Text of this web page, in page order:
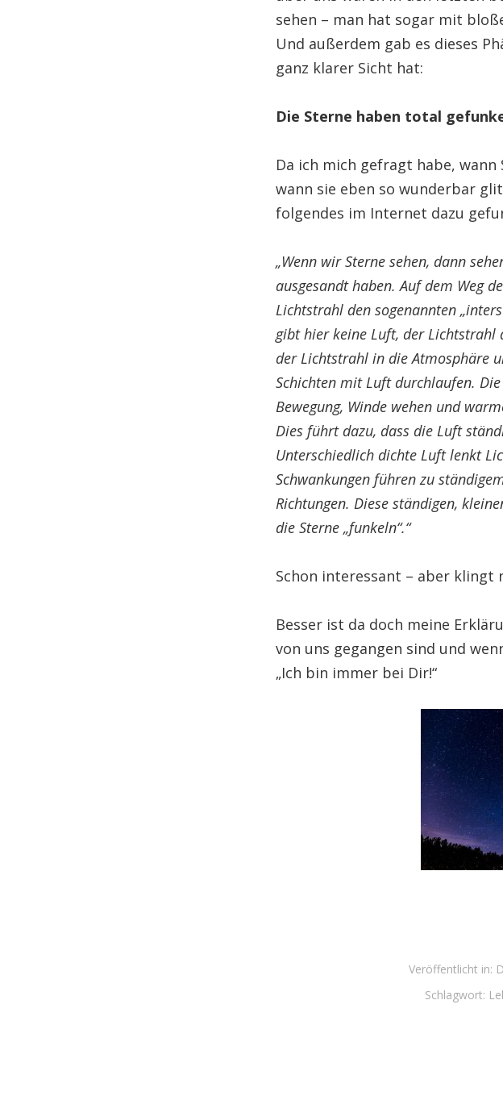
sehen – man hat sogar mit
Und außerdem gab es dieses
ganz klarer Sicht hat:
Die Sterne haben total
Da ich mich gefragt habe,
wann sie eben so wunderbar
folgendes im Internet dazu
„Wenn wir Sterne sehen, dann
ausgesandt haben. Auf dem Weg
Lichtstrahl den sogenannten
gibt hier keine Luft, der Lichtstrahl
der Lichtstrahl in die Atmosphäre
Schichten mit Luft durchlaufen.
Bewegung, Winde wehen und
Dies führt dazu, dass die Luft
Unterschiedlich dichte Luft lenkt
Schwankungen führen zu
Richtungen. Diese ständigen,
die Sterne „funkeln“.“
Schon interessant – aber klingt
Besser ist da doch meine
von uns gegangen sind und
„Ich bin immer bei Dir!“
Veröffentlicht in:
Schlagwort: